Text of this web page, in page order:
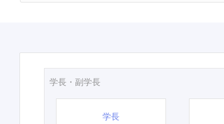
学長・副学長
学長